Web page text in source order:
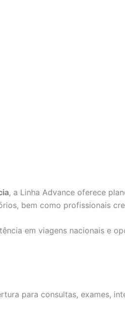
, a Linha Advance oferece
bem como profissionais
em viagens nacionais e
para consultas, exames,